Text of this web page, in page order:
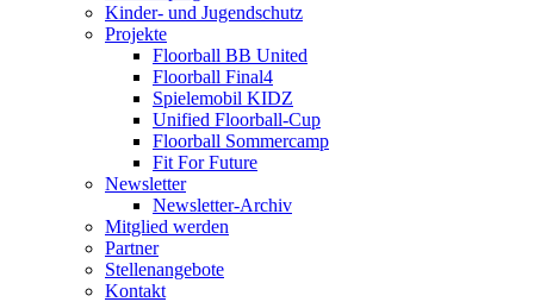
Kinder- und Jugendschutz
Projekte
Floorball BB United
Floorball Final4
Spielemobil KIDZ
Unified Floorball-Cup
Floorball Sommercamp
Fit For Future
Newsletter
Newsletter-Archiv
Mitglied werden
Partner
Stellenangebote
Kontakt